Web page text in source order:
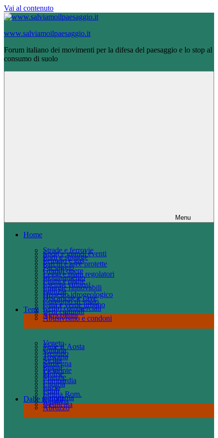
Vai al contenuto
www.salviamoilpaesaggio.it
Forum italiano dei movimenti per la difesa del paesaggio e lo stop al
consumo di suolo
Menu
Home
Temi
Abusivismo e condoni
Agricoltura
Beni culturali
Centri commerciali
Città e verde urbano
Consumo di suolo
Discariche e cave
Dissesto idrogeologico
Edilizia
Energie rinnovabili
Esempi virtuosi
Fiumi e dighe
Inquinamento
Leggi e piani regolatori
Grandi opere
Paesaggio
Parchi e aree protette
Petrolio e gas
Porti e spiagge
Sport e grandi eventi
Strade e ferrovie
Dalle regioni
Abruzzo
Basilicata
Calabria
Campania
Emilia Rom.
Friuli
Lazio
Liguria
Lombardia
Marche
Molise
Piemonte
Puglia
Sardegna
Sicilia
Toscana
Trentino
Umbria
Valle d’Aosta
Veneto